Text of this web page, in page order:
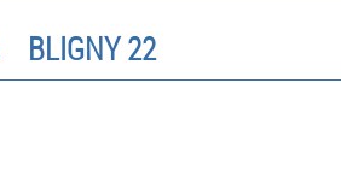
BLIGNY 22